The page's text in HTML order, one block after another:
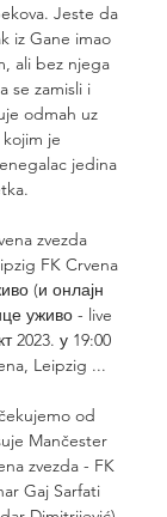
Jeste da
iz Gane imao
ali bez njega
se zamisli i
odmah uz
je
jedina
zvezda
FK Crvena
(и онлајн
уживо - live
2023. у 19:00
Leipzig ...
od
Mančester
zvezda - FK
Gaj Sarfati